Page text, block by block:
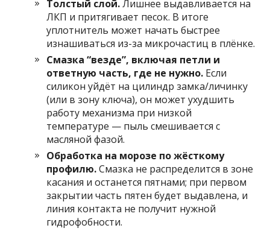
Толстый слой.Лишнее выдавливается на
ЛКП и притягивает песок. В итоге
уплотнитель может начать быстрее
изнашиваться из-за микрочастиц в плёнке.
Смазка “везде”, включая петли и
ответную часть, где не нужно. Если
силикон уйдёт на цилиндр замка/личинку
(или в зону ключа), он может ухудшить
работу механизма при низкой
температуре — пыль смешивается с
масляной фазой.
Обработка на морозе по жёсткому
профилю.Смазка не распределится в зоне
касания и останется пятнами; при первом
закрытии часть пятен будет выдавлена, и
линия контакта не получит нужной
гидрофобности.